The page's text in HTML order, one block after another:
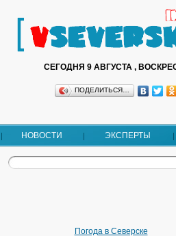
СЕГОДНЯ 9 АВГУСТА ,
ПОДЕЛИТЬСЯ…
НОВОСТИ ЭКСПЕРТЫ
Погода в Северске